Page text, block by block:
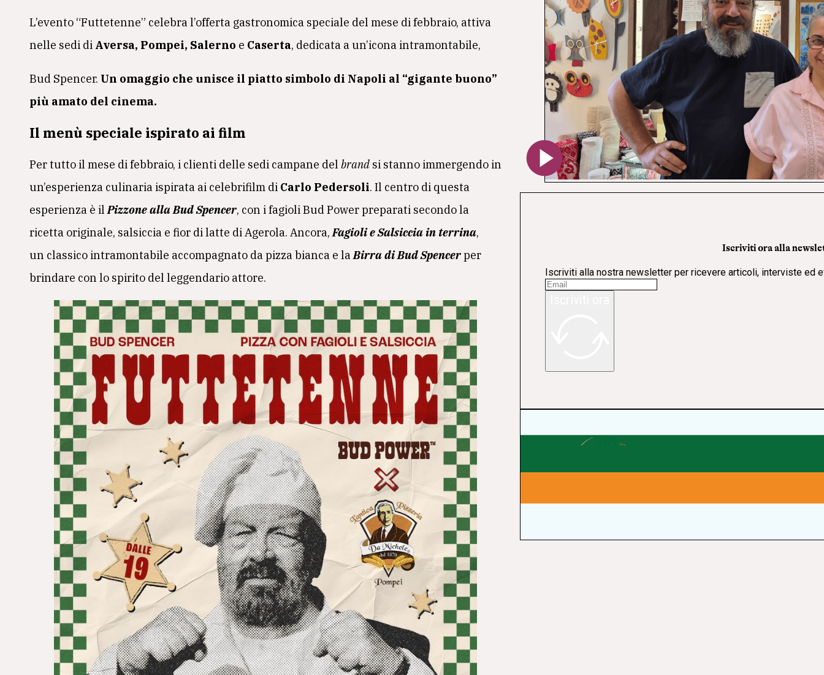
L’evento “Futtetenne” celebra l’offerta gastronomica speciale del mese di febbraio, attiva
nelle sedi di Aversa, Pompei, Salerno e Caserta, dedicata a un’icona intramontabile,
Bud Spencer. Un omaggio che unisce il piatto simbolo di Napoli al “gigante buono”
più amato del cinema.
Il menù speciale ispirato ai film
Per tutto il mese di febbraio, i clienti delle sedi campane del brand si stanno immergendo in
un’esperienza culinaria ispirata ai celebrifilm di Carlo Pedersoli. Il centro di questa
esperienza è ilPizzone alla Bud Spencer, con i fagioli Bud Power preparati secondo la
ricetta originale, salsiccia e fior di latte di Agerola. Ancora,Fagioli e Salsiccia in terrina,
un classico intramontabile accompagnato da pizza bianca e laBirra di Bud Spencerper
brindare con lo spirito del leggendario attore.
Iscriviti ora alla
Iscriviti alla nostra newsletter per ricevere articoli, interviste ed